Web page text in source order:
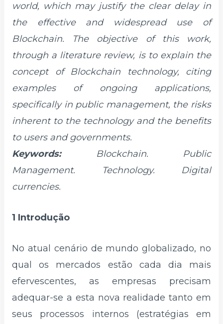
world, which may justify the clear delay in
the effective and widespread use of
Blockchain. The objective of this work,
through a literature review, is to explain the
concept of Blockchain technology, citing
examples of ongoing applications,
specifically in public management, the risks
inherent to the technology and the benefits
to users and governments.
Keywords:
Blockchain. Public
Management. Technology. Digital
currencies.
1 Introdução
No atual cenário de mundo globalizado, no
qual os mercados estão cada dia mais
efervescentes, as empresas precisam
adequar-se a esta nova realidade tanto em
seus processos internos (estratégias em